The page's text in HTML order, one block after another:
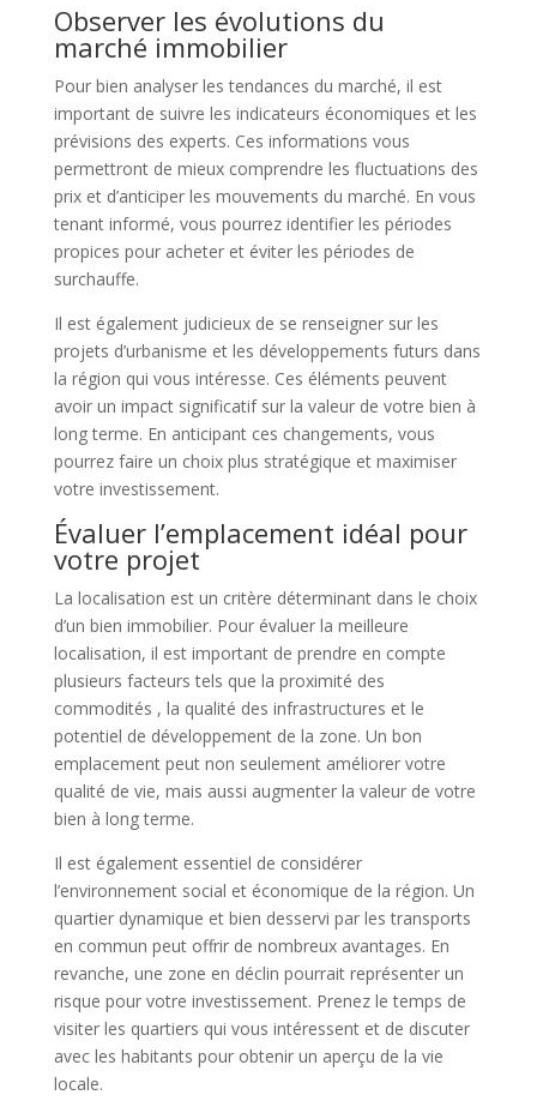
Observer les évolutions du
marché immobilier
Pour bien analyser les tendances du marché, il est
important de suivre les indicateurs économiques et les
prévisions des experts. Ces informations vous
permettront de mieux comprendre les fluctuations des
prix et d’anticiper les mouvements du marché. En vous
tenant informé, vous pourrez identifier les périodes
propices pour acheter et éviter les périodes de
surchauffe.
Il est également judicieux de se renseigner sur les
projets d’urbanisme et les développements futurs dans
la région qui vous intéresse. Ces éléments peuvent
avoir un impact significatif sur la valeur de votre bien à
long terme. En anticipant ces changements, vous
pourrez faire un choix plus stratégique et maximiser
votre investissement.
Évaluer l’emplacement idéal pour
votre projet
La localisation est un critère déterminant dans le choix
d’un bien immobilier. Pour évaluer la meilleure
localisation, il est important de prendre en compte
plusieurs facteurs tels que la proximité des
commodités , la qualité des infrastructures et le
potentiel de développement de la zone. Un bon
emplacement peut non seulement améliorer votre
qualité de vie, mais aussi augmenter la valeur de votre
bien à long terme.
Il est également essentiel de considérer
l’environnement social et économique de la région. Un
quartier dynamique et bien desservi par les transports
en commun peut offrir de nombreux avantages. En
revanche, une zone en déclin pourrait représenter un
risque pour votre investissement. Prenez le temps de
visiter les quartiers qui vous intéressent et de discuter
avec les habitants pour obtenir un aperçu de la vie
locale.